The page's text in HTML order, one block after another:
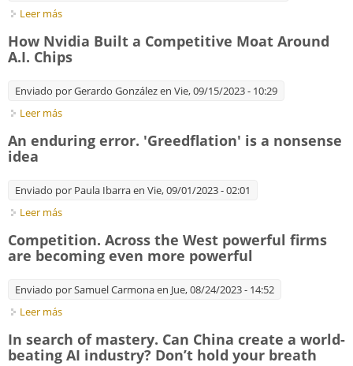
Leer más
How Nvidia Built a Competitive Moat Around
A.I. Chips
Enviado porGerardo Gonzálezen Vie, 09/15/2023 - 10:29
Leer más
An enduring error. 'Greedflation' is a nonsense
idea
Enviado por Paula Ibarraen Vie, 09/01/2023 - 02:01
Leer más
Competition. Across the West powerful firms
are becoming even more powerful
Enviado porSamuel Carmonaen Jue, 08/24/2023 - 14:52
Leer más
In search of mastery. Can China create a world-
beating AI industry? Don’t hold your breath